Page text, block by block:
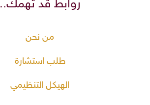
روابط قد تهمك..
من نحن
طلب استشارة
الهيكل التنظيمي